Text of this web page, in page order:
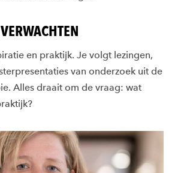
en praktijk. Je volgt lezingen,
van onderzoek uit de
Alles draait om de vraag: wat